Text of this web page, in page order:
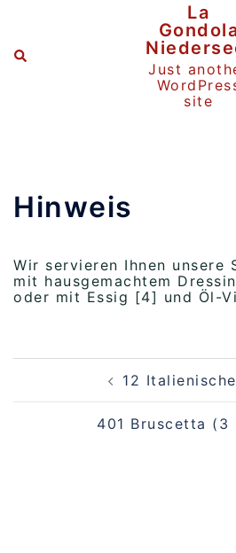
Suche
La
Just
site
Hinweis
Wir servieren Ihnen unsere
mit hausgemachtem
oder mit Essig [4] und Öl-
Beitragsnavigation
12
401 Bruscetta (3